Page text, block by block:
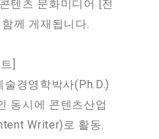
텐츠 문화미디어 [전
께 게재됩니다.
]
경영학박사(Ph.D.)
동시에 콘텐츠산업
Writer)로 활동.